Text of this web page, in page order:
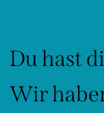
Du hast
Wir